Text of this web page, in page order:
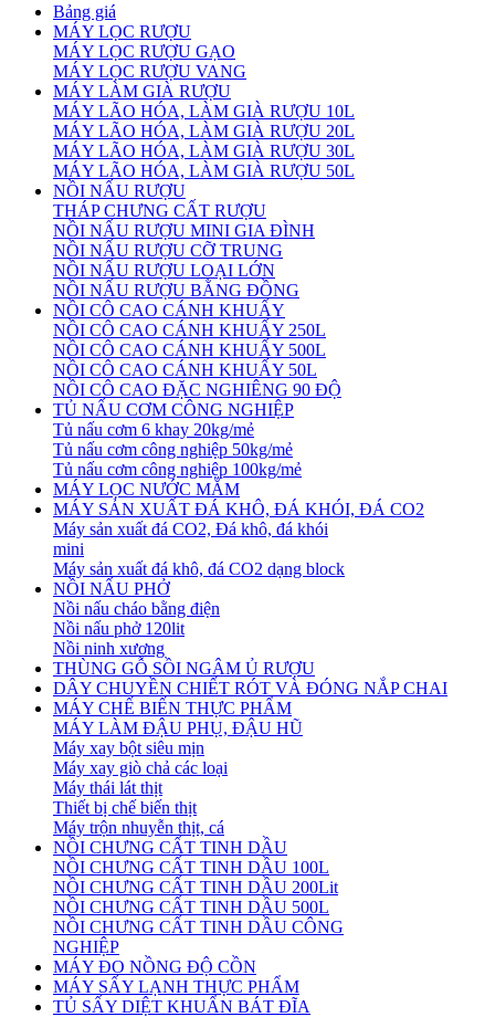
Bảng giá
MÁY LỌC RƯỢU
MÁY LỌC RƯỢU GẠO
MÁY LỌC RƯỢU VANG
MÁY LÀM GIÀ RƯỢU
MÁY LÃO HÓA, LÀM GIÀ RƯỢU 10L
MÁY LÃO HÓA, LÀM GIÀ RƯỢU 20L
MÁY LÃO HÓA, LÀM GIÀ RƯỢU 30L
MÁY LÃO HÓA, LÀM GIÀ RƯỢU 50L
NỒI NẤU RƯỢU
THÁP CHƯNG CẤT RƯỢU
NỒI NẤU RƯỢU MINI GIA ĐÌNH
NỒI NẤU RƯỢU CỠ TRUNG
NỒI NẤU RƯỢU LOẠI LỚN
NỒI NẤU RƯỢU BẰNG ĐỒNG
NỒI CÔ CAO CÁNH KHUẤY
NỒI CÔ CAO CÁNH KHUẤY 250L
NỒI CÔ CAO CÁNH KHUẤY 500L
NỒI CÔ CAO CÁNH KHUẤY 50L
NỒI CÔ CAO ĐẶC NGHIÊNG 90 ĐỘ
TỦ NẤU CƠM CÔNG NGHIỆP
Tủ nấu cơm 6 khay 20kg/mẻ
Tủ nấu cơm công nghiệp 50kg/mẻ
Tủ nấu cơm công nghiệp 100kg/mẻ
MÁY LỌC NƯỚC MẮM
MÁY SẢN XUẤT ĐÁ KHÔ, ĐÁ KHÓI, ĐÁ CO2
Máy sản xuất đá CO2, Đá khô, đá khói
mini
Máy sản xuất đá khô, đá CO2 dạng block
NỒI NẤU PHỞ
Nồi nấu cháo bằng điện
Nồi nấu phở 120lit
Nồi ninh xương
THÙNG GỖ SỒI NGÂM Ủ RƯỢU
DÂY CHUYỀN CHIẾT RÓT VÀ ĐÓNG NẮP CHAI
MÁY CHẾ BIẾN THỰC PHẨM
MÁY LÀM ĐẬU PHỤ, ĐẬU HŨ
Máy xay bột siêu mịn
Máy xay giò chả các loại
Máy thái lát thịt
Thiết bị chế biến thịt
Máy trộn nhuyễn thịt, cá
NỒI CHƯNG CẤT TINH DẦU
NỒI CHƯNG CẤT TINH DẦU 100L
NỒI CHƯNG CẤT TINH DẦU 200Lit
NỒI CHƯNG CẤT TINH DẦU 500L
NỒI CHƯNG CẤT TINH DẦU CÔNG
NGHIỆP
MÁY ĐO NỒNG ĐỘ CỒN
MÁY SẤY LẠNH THỰC PHẨM
TỦ SẤY DIỆT KHUẨN BÁT ĐĨA